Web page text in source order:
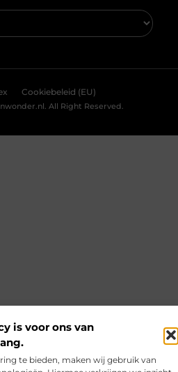
is voor ons van
te bieden, maken wij gebruik van
All Right Reserved.
Cookiebeleid (EU)